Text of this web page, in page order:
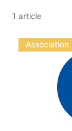
1 article
Association